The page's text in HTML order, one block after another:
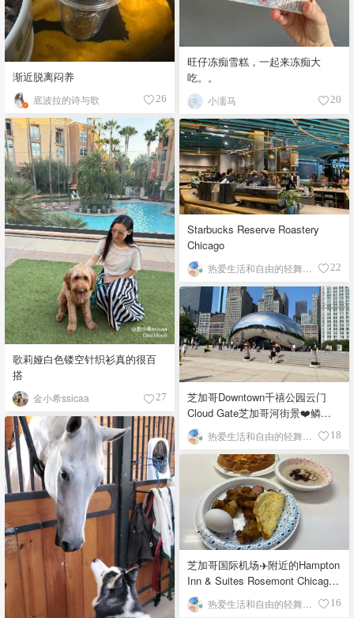
旺仔冻痴雪糕，一起来冻痴大
吃。。
小濡马 20
渐近脱离闷养
底波拉的诗与歌 26
歌莉娅白色镂空针织衫真的很百
搭
金小希ssicaa 27
Starbucks Reserve Roastery
Chicago
22
芝加哥Downtown千禧公园云门
Cloud Gate芝加哥河街景❤️鳞次
栉比的高楼
18
芝加哥国际机场✈️附近的Hampton
Inn & Suites Rosemont Chicago
O'Hare自助早餐
16